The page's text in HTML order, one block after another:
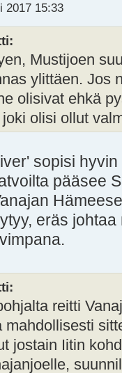
2017 15:33
Mustijoen
ylittäen. Jos
olisivat ehkä
olisi ollut
sopisi
pääsee
eräs
reitti
jostain Iitin